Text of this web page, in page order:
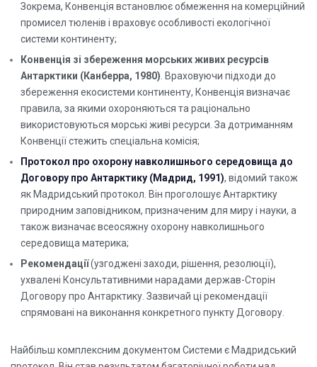
Зокрема, Конвенція встановлює обмеження на комерційний
промисел тюленів і враховує особливості екологічної
системи континенту;
Конвенція зі збереження морських живих ресурсів
Антарктики (Канберра, 1980) . Враховуючи підходи до
збереження екосистеми континенту, Конвенція визначає
правила, за якими охороняються та раціонально
використовуються морські живі ресурси. За дотриманням
Конвенції стежить спеціальна комісія;
Протокол про охорону навколишнього середовища до
Договору про Антарктику (Мадрид, 1991), відомий також
як Мадридський протокол. Він проголошує Антарктику
природним заповідником, призначеним для миру і науки, а
також визначає всеосяжну охорону навколишнього
середовища материка;
Рекомендації(узгоджені заходи, рішення, резолюції),
ухвалені Консультативними нарадами держав-Сторін
Договору про Антарктику. Зазвичай ці рекомендації
спрямовані на виконання конкретного пункту Договору.
Найбільш комплексним документом Системи є Мадридський